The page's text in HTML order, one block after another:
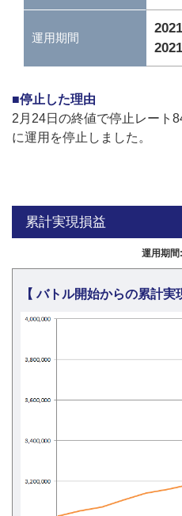
運用期間
■停止した理由
2月24日の終値で停止レート
に運用を停止しました。
累計実現損益
運用期
【 バトル開始からの累計実